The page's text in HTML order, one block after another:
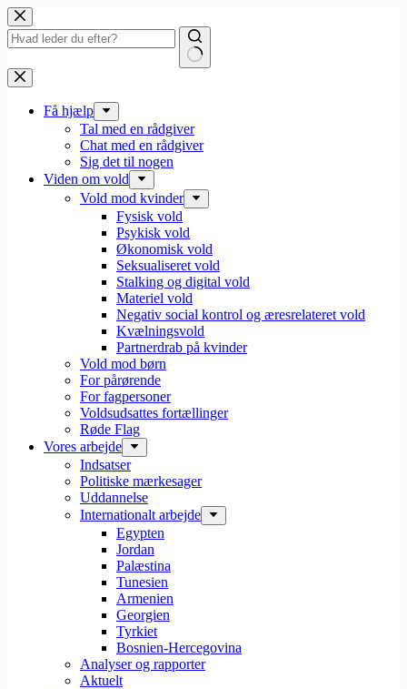
Fortsæt
til
indhold
Få hjælp
Tal med en rådgiver
Chat med en rådgiver
Sig det til nogen
Viden om vold
Vold mod kvinder
Fysisk vold
Psykisk vold
Økonomisk vold
Seksualiseret vold
Stalking og digital vold
Materiel vold
Negativ social kontrol og æresrelateret vold
Kvælningsvold
Partnerdrab på kvinder
Vold mod børn
For pårørende
For fagpersoner
Voldsudsattes fortællinger
Røde Flag
Vores arbejde
Indsatser
Politiske mærkesager
Uddannelse
Internationalt arbejde
Egypten
Jordan
Palæstina
Tunesien
Armenien
Georgien
Tyrkiet
Bosnien-Hercegovina
Analyser og rapporter
Aktuelt